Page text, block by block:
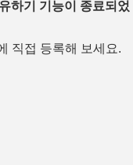
하기 기능이 종료되었
직접 등록해 보세요.